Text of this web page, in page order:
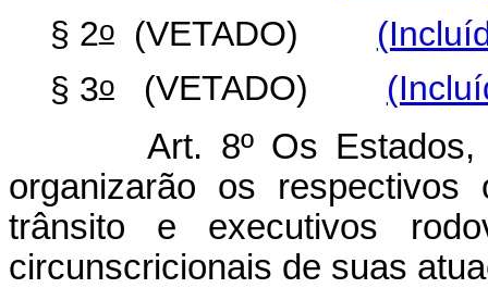
§ 2o (VETADO)
§ 3o (VETADO)
Art. 8º Os Estados, o
organizarão os
trânsito e executivos
circunscricionais de suas